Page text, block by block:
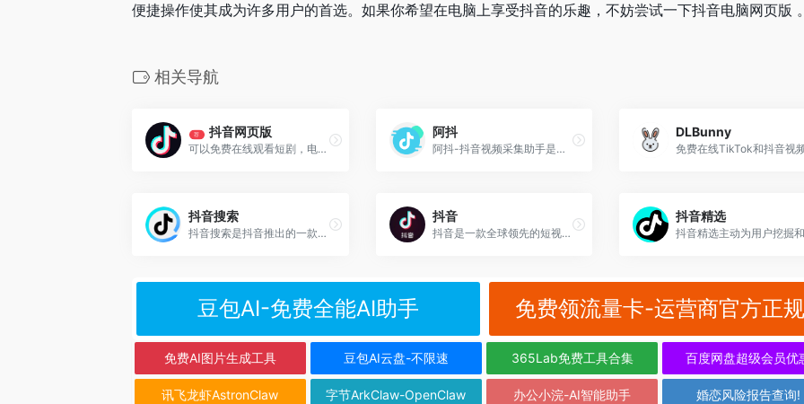
便捷操作使其成为许多用户的首选。如果你希望在电脑上享受抖音的乐趣，不妨尝试一下抖音电脑网页版
相关导航
荐 抖音网页版
可以免费在线观看短剧，电影，电视剧，直播，短视频等内容
阿抖
阿抖-抖音视频采集助手是一款专为抖音网页版设计的视频采集工具，支持用户通过浏览器插件一键下载视频、图文及评论等内容。
DLBunny
抖音搜索
抖音搜索是抖音推出的一款独立内容搜索引擎，专注于短视频和图文内容的搜索，提供精准和丰富的信息获取体验。
抖音
抖音是一款全球领先的短视频分享平台，自2016年上线以来，凭借其独特的创意形式和便捷的用户体验迅速成为全球用户喜爱的社交媒体工具。
抖音精选
豆包AI-免费全能AI助手 免费领流量卡-运营商官方正
免费AI图片生成工具 豆包AI云盘-不限速 365Lab免费工具合集 百度网盘超级会员优
讯飞龙虾AstronClaw 字节ArkClaw-OpenClaw 办公小浣-AI智能助手 婚恋风险报告查询!